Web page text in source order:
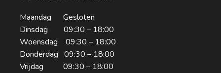
Maandag Gesloten
Dinsdag 09:30 – 18:00
Woensdag 09:30 – 18:00
Donderdag 09:30 – 18:00
Vrijdag 09:30 – 18:00